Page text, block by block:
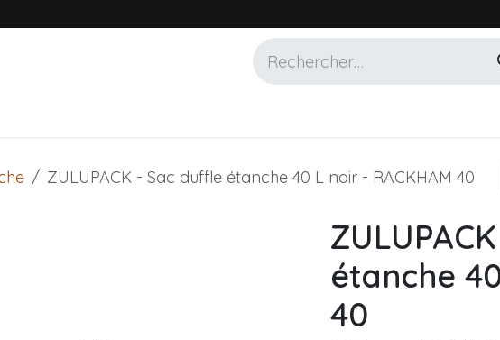
ZULUPACK - Sac duffle étanche 40 L noir - RACKHAM 40
étanche
40